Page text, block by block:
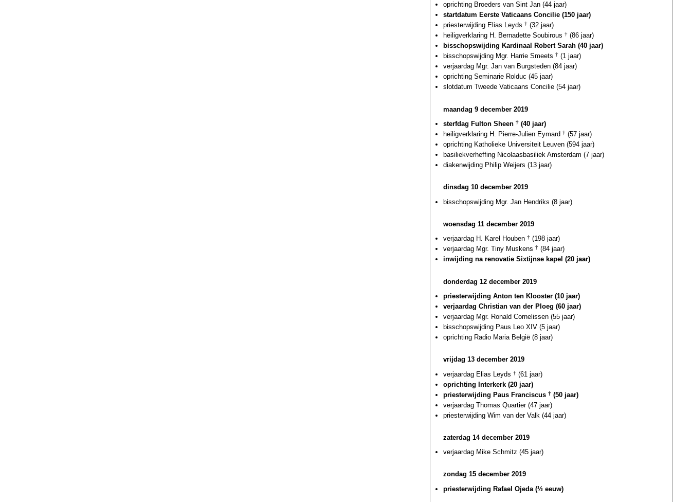
oprichting Broeders van Sint Jan (44 jaar)
startdatum Eerste Vaticaans Concilie (150 jaar)
priesterwijding Elias Leyds † (32 jaar)
heiligverklaring H. Bernadette Soubirous † (86 jaar)
bisschopswijding Kardinaal Robert Sarah (40 jaar)
bisschopswijding Mgr. Harrie Smeets † (1 jaar)
verjaardag Mgr. Jan van Burgsteden (84 jaar)
oprichting Seminarie Rolduc (45 jaar)
slotdatum Tweede Vaticaans Concilie (54 jaar)
maandag 9 december 2019
sterfdag Fulton Sheen † (40 jaar)
heiligverklaring H. Pierre-Julien Eymard † (57 jaar)
oprichting Katholieke Universiteit Leuven (594 jaar)
basiliekverheffing Nicolaasbasiliek Amsterdam (7 jaar)
diakenwijding Philip Weijers (13 jaar)
dinsdag 10 december 2019
bisschopswijding Mgr. Jan Hendriks (8 jaar)
woensdag 11 december 2019
verjaardag H. Karel Houben † (198 jaar)
verjaardag Mgr. Tiny Muskens † (84 jaar)
inwijding na renovatie Sixtijnse kapel (20 jaar)
donderdag 12 december 2019
priesterwijding Anton ten Klooster (10 jaar)
verjaardag Christian van der Ploeg (60 jaar)
verjaardag Mgr. Ronald Cornelissen (55 jaar)
bisschopswijding Paus Leo XIV (5 jaar)
oprichting Radio Maria België (8 jaar)
vrijdag 13 december 2019
verjaardag Elias Leyds † (61 jaar)
oprichting Interkerk (20 jaar)
priesterwijding Paus Franciscus † (50 jaar)
verjaardag Thomas Quartier (47 jaar)
priesterwijding Wim van der Valk (44 jaar)
zaterdag 14 december 2019
verjaardag Mike Schmitz (45 jaar)
zondag 15 december 2019
priesterwijding Rafael Ojeda (⅓ eeuw)